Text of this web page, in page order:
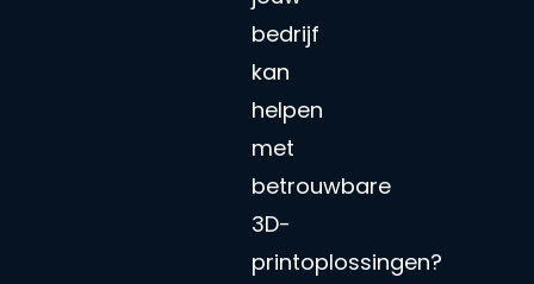
bedrijf
kan
helpen
met
betrouwbare
3D-
printoplossingen?